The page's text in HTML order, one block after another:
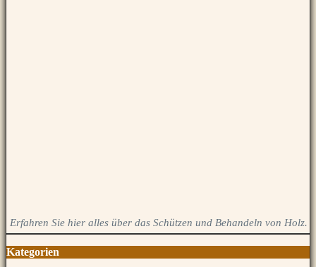
Erfahren Sie hier alles über das Schützen und Behandeln von Holz.
Kategorien